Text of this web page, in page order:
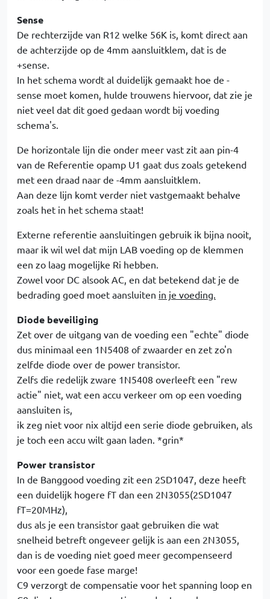
Sense
De rechterzijde van R12 welke 56K is, komt direct aan
de achterzijde op de 4mm aansluitklem, dat is de
+sense.
In het schema wordt al duidelijk gemaakt hoe de -
sense moet komen, hulde trouwens hiervoor, dat zie je
niet veel dat dit goed gedaan wordt bij voeding
schema's.
De horizontale lijn die onder meer vast zit aan pin-4
van de Referentie opamp U1 gaat dus zoals getekend
met een draad naar de -4mm aansluitklem.
Aan deze lijn komt verder niet vastgemaakt behalve
zoals het in het schema staat!
Externe referentie aansluitingen gebruik ik bijna nooit,
maar ik wil wel dat mijn LAB voeding op de klemmen
een zo laag mogelijke Ri hebben.
Zowel voor DC alsook AC, en dat betekend dat je de
bedrading goed moet aansluiten in je voeding.
Diode beveiliging
Zet over de uitgang van de voeding een "echte" diode
dus minimaal een 1N5408 of zwaarder en zet zo'n
zelfde diode over de power transistor.
Zelfs die redelijk zware 1N5408 overleeft een "rew
actie" niet, wat een accu verkeer om op een voeding
aansluiten is,
ik zeg niet voor nix altijd een serie diode gebruiken, als
je toch een accu wilt gaan laden. *grin*
Power transistor
In de Banggood voeding zit een 2SD1047, deze heeft
een duidelijk hogere fT dan een 2N3055(2SD1047
fT=20MHz),
dus als je een transistor gaat gebruiken die wat
snelheid betreft ongeveer gelijk is aan een 2N3055,
dan is de voeding niet goed meer gecompenseerd
voor een goede fase marge!
C9 verzorgt de compensatie voor het spanning loop en